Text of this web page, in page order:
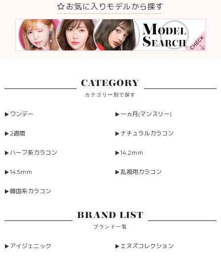
お気に入りモデルから探す
CATEGORY
カテゴリー別で探す
ワンデー 一ヵ月(マンスリー)
2週間 ナチュラルカラコン
ハーフ系カラコン 14.2ｍｍ
14.5ｍｍ 乱視用カラコン
韓国系カラコン
BRAND LIST
ブランド一覧
アイジェニック エヌズコレクション